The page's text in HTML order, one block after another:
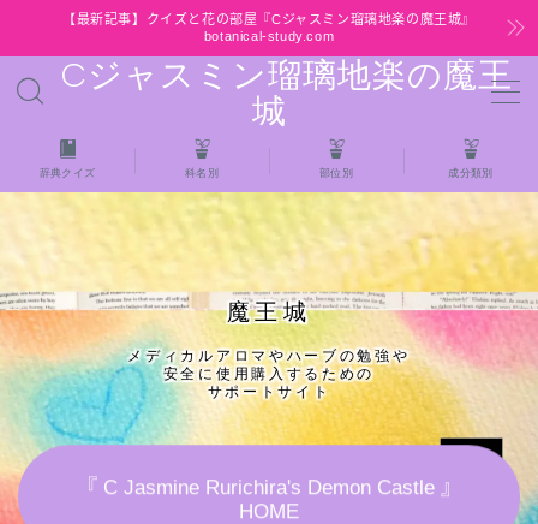
【最新記事】クイズと花の部屋『Cジャスミン瑠璃地楽の魔王城』
botanical-study.com
Cジャスミン瑠璃地楽の魔王
城
MENU
HOME
【最新】クイズと花の部屋
★全種/アロマハーブスパイス基材 プチ辞典ク
イズ＆プチ辞典
★アロマ検定＋αクイズ
★アロマハーブ傾向チェック
辞典クイズ 科名別 部位別 成分類別
魔王城
メディカルアロマやハーブの勉強や
安全に使用購入するための
サポートサイト
『 C Jasmine Rurichira's Demon Castle 』
HOME